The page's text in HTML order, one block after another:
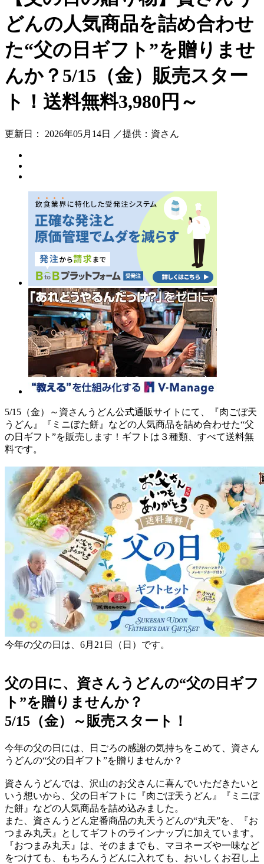
どんの人気商品を詰め合わせ
た“父の日ギフト”を贈りませ
んか？5/15（金）販売スター
ト！送料無料3,980円～
更新日： 2026年05月14日 ／提供：資さん
5/15（金）～資さんうどん公式通販サイトにて、『肉ごぼ天
うどん』『ミニぼた餅』などの人気商品を詰め合わせた“父
の日ギフト”を販売します！ギフトは３種類、すべて送料無
料です。
今年の父の日は、6月21日（日）です。
父の日に、資さんうどんの“父の日ギフ
ト”を贈りませんか？
5/15（金）～販売スタート！
今年の父の日には、日ごろの感謝の気持ちをこめて、資さん
うどんの“父の日ギフト”を贈りませんか？
資さんうどんでは、沢山のお父さんに喜んでいただきたいと
いう想いから、父の日ギフトに『肉ごぼ天うどん』『ミニぼ
た餅』などの人気商品を詰め込みました。
また、資さんうどん定番商品の丸天うどんの“丸天”を、『お
つまみ丸天』としてギフトのラインナップに加えています。
『おつまみ丸天』は、そのままでも、マヨネーズや一味など
をつけても、もちろんうどんに入れても、おいしくお召し上